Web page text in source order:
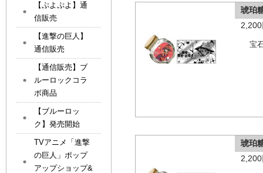
琥珀
宝
琥珀
【ぷよぷよ】通
信販売
【進撃の巨人】
通信販売
【通信販売】ブ
ルーロックコラ
ボ商品
【ブルーロッ
ク】発売開始
TVアニメ「進撃
の巨人」ポップ
アップショップ&